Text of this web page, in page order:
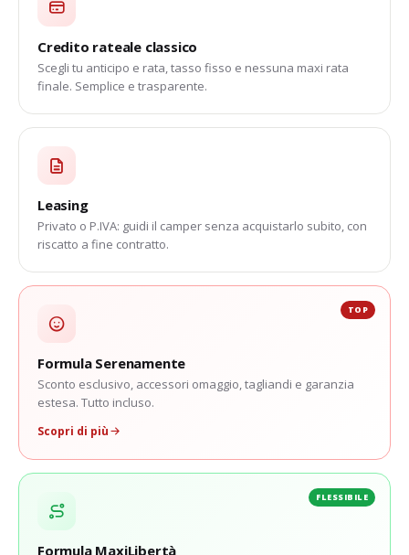
Credito rateale classico
Scegli tu anticipo e rata, tasso fisso e nessuna maxi rata
finale. Semplice e trasparente.
Leasing
Privato o P.IVA: guidi il camper senza acquistarlo subito, con
riscatto a fine contratto.
TOP
Formula Serenamente
Sconto esclusivo, accessori omaggio, tagliandi e garanzia
estesa. Tutto incluso.
Scopri di più
FLESSIBILE
Formula MaxiLibertà